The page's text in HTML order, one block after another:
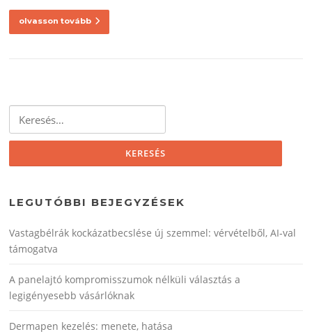
olvasson tovább
LEGUTÓBBI BEJEGYZÉSEK
Vastagbélrák kockázatbecslése új szemmel: vérvételből, AI‑val
támogatva
A panelajtó kompromisszumok nélküli választás a
legigényesebb vásárlóknak
Dermapen kezelés: menete, hatása